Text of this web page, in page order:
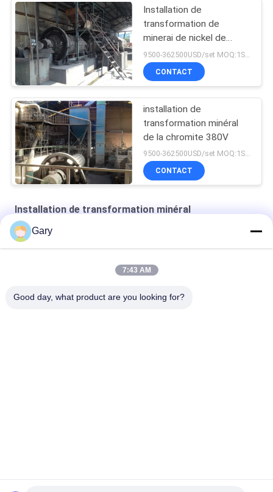
Installation de
transformation de
minerai de nickel de
flottaison de mélange
CONTACT
installation de
transformation minéral
de la chromite 380V
9500-362500USD/set MOQ:1SET
CONTACT
Installation de transformation minéral
céramiques structurelles en zirconium
Gary
7:43 AM
Good day, what product are you looking for?